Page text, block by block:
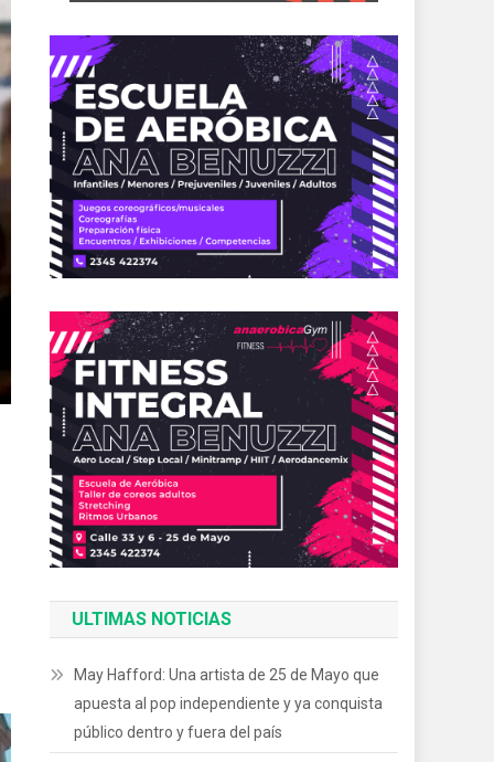
ULTIMAS NOTICIAS
May Hafford: Una artista de 25 de Mayo que
apuesta al pop independiente y ya conquista
público dentro y fuera del país